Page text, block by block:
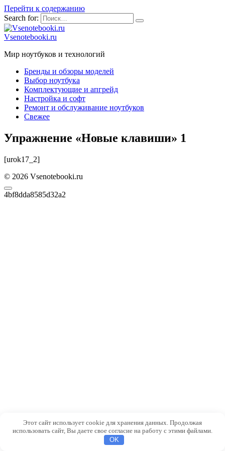
Перейти к содержанию
Search for:
Vsenotebooki.ru
Мир ноутбуков и технологий
Бренды и обзоры моделей
Выбор ноутбука
Комплектующие и апгрейд
Настройка и софт
Ремонт и обслуживание ноутбуков
Свежее
Упражнение «Новые клавиши» 1
[urok17_2]
© 2026 Vsenotebooki.ru
4bf8dda8585d32a2
Этот сайт использует cookie для хранения данных. Продолжая
использовать сайт, Вы даете свое согласие на работу с этими файлами.
OK